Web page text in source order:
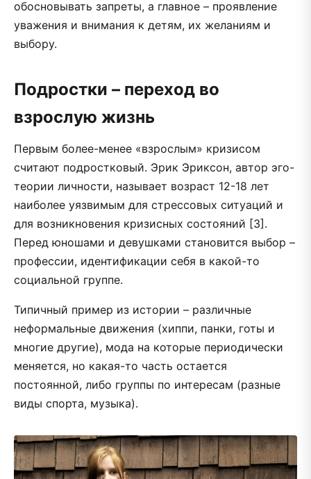
обосновывать запреты, а главное – проявление
уважения и внимания к детям, их желаниям и
выбору.
Подростки – переход во
взрослую жизнь
Первым более-менее «взрослым» кризисом
считают подростковый. Эрик Эриксон, автор эго-
теории личности, называет возраст 12-18 лет
наиболее уязвимым для стрессовых ситуаций и
для возникновения кризисных состояний [3].
Перед юношами и девушками становится выбор –
профессии, идентификации себя в какой-то
социальной группе.
Типичный пример из истории – различные
неформальные движения (хиппи, панки, готы и
многие другие), мода на которые периодически
меняется, но какая-то часть остается
постоянной, либо группы по интересам (разные
виды спорта, музыка).